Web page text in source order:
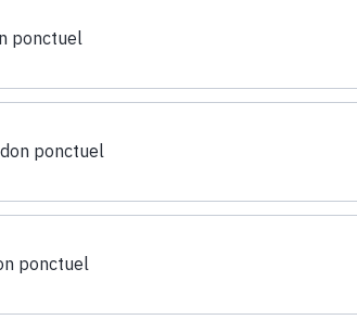
ponctuel
ponctuel
ponctuel